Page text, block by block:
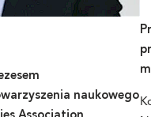
naukowego